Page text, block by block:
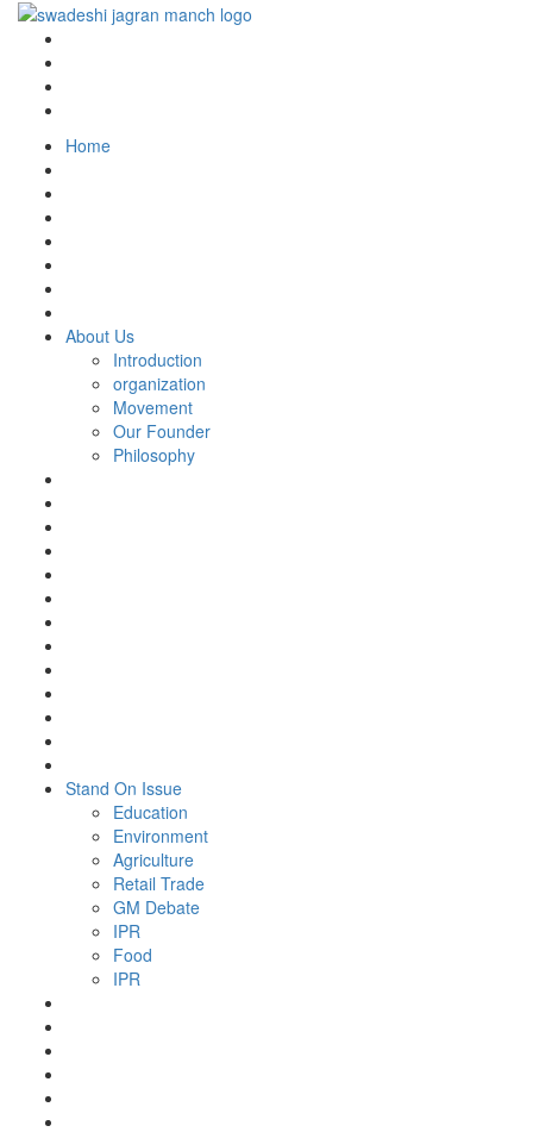
Home
About Us
Introduction
organization
Movement
Our Founder
Philosophy
Stand On Issue
Education
Environment
Agriculture
Retail Trade
GM Debate
IPR
Food
IPR